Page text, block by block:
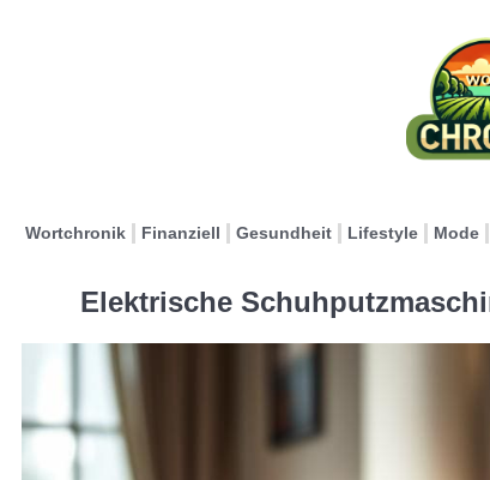
Wortchronik Finanziell Gesundheit Lifestyle Mode
Elektrische